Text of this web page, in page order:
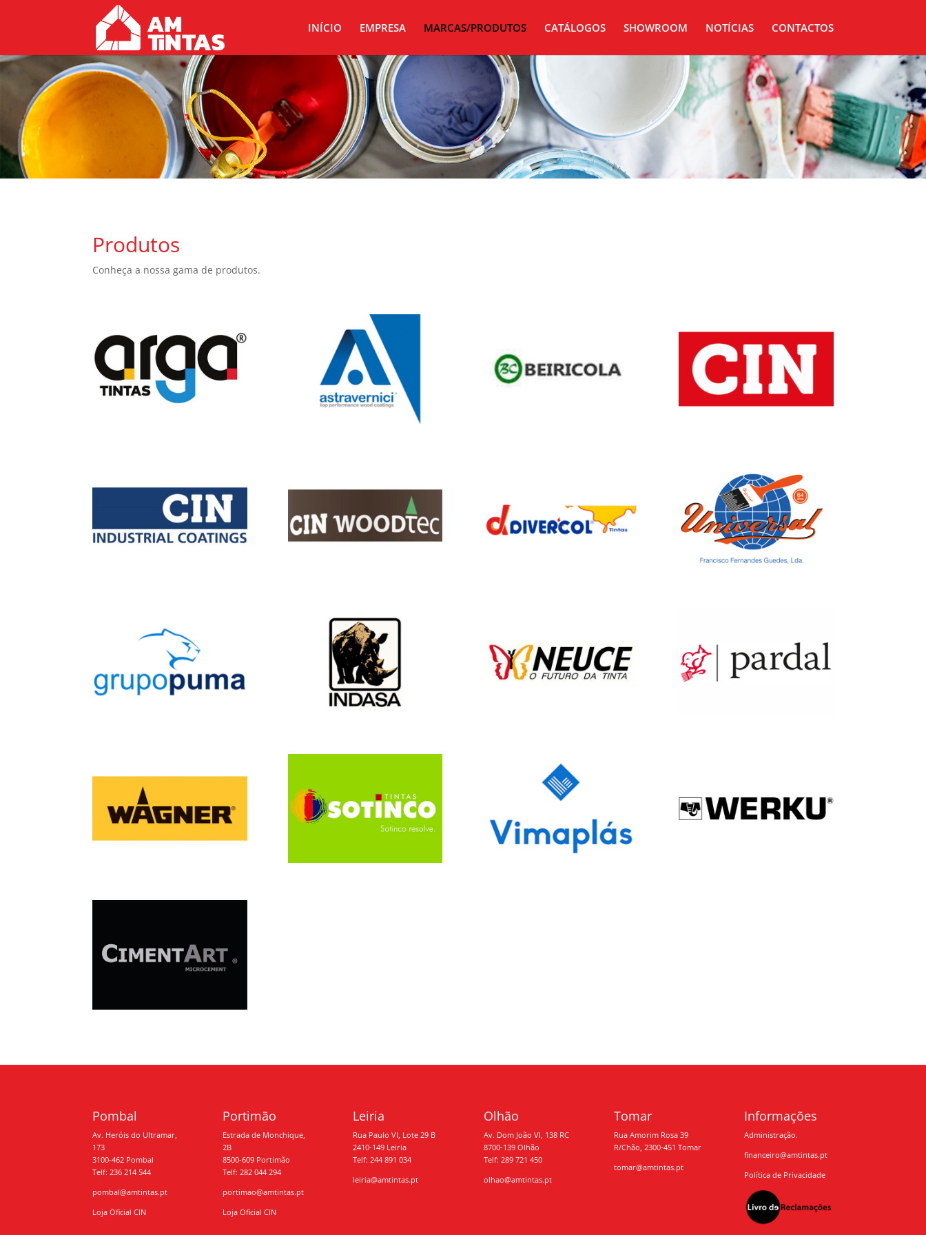
INÍCIO EMPRESA MARCAS/PRODUTOS CATÁLOGOS SHOWROOM NOTÍCIAS CONTACTOS
Produtos
Conheça a nossa gama de produtos.
Pombal
Av. Heróis do Ultramar,
173
3100-462 Pombal
Telf: 236 214 544
pombal@amtintas.pt
Loja Oficial CIN
Portimão
Estrada de Monchique,
2B
8500-609 Portimão
Telf: 282 044 294
portimao@amtintas.pt
Loja Oficial CIN
Leiria
Rua Paulo VI, Lote 29 B
2410-149 Leiria
Telf: 244 891 034
leiria@amtintas.pt
Olhão
Av. Dom João VI, 138 RC
8700-139 Olhão
Telf: 289 721 450
olhao@amtintas.pt
Tomar
Rua Amorim Rosa 39
R/Chão, 2300-451 Tomar
tomar@amtintas.pt
Informações
Administração.
financeiro@amtintas.pt
Política de Privacidade